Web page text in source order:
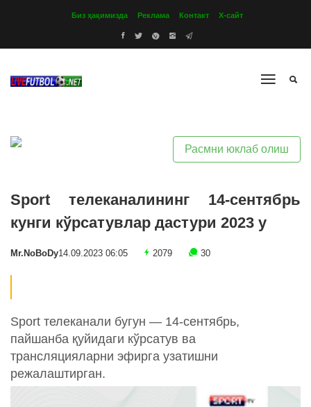
Биз ҳақимизда Реклама Контакт Х-сайт
Расмни юклаб олиш
Sport телеканалининг 14-сентябрь
кунги кўрсатувлар дастури 2023 y
Mr.NoBoDy14.09.2023 06:05 2079 30
Sport телеканали бугун — 14-сентябрь,
пайшанба қуйидаги кўрсатув ва
трансляцияларни эфирга узатишни
режалаштирган.